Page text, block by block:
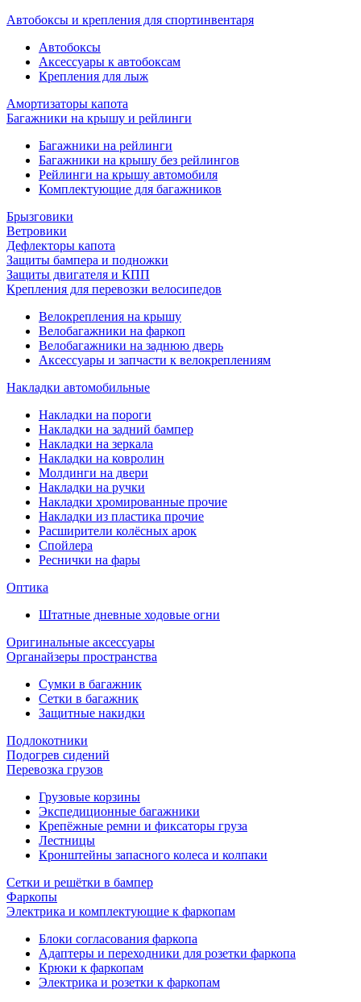
Автобоксы и крепления для спортинвентаря
Автобоксы
Аксессуары к автобоксам
Крепления для лыж
Амортизаторы капота
Багажники на крышу и рейлинги
Багажники на рейлинги
Багажники на крышу без рейлингов
Рейлинги на крышу автомобиля
Комплектующие для багажников
Брызговики
Ветровики
Дефлекторы капота
Защиты бампера и подножки
Защиты двигателя и КПП
Крепления для перевозки велосипедов
Велокрепления на крышу
Велобагажники на фаркоп
Велобагажники на заднюю дверь
Аксессуары и запчасти к велокреплениям
Накладки автомобильные
Накладки на пороги
Накладки на задний бампер
Накладки на зеркала
Накладки на ковролин
Молдинги на двери
Накладки на ручки
Накладки хромированные прочие
Накладки из пластика прочие
Расширители колёсных арок
Спойлера
Реснички на фары
Оптика
Штатные дневные ходовые огни
Оригинальные аксессуары
Органайзеры пространства
Сумки в багажник
Сетки в багажник
Защитные накидки
Подлокотники
Подогрев сидений
Перевозка грузов
Грузовые корзины
Экспедиционные багажники
Крепёжные ремни и фиксаторы груза
Лестницы
Кронштейны запасного колеса и колпаки
Сетки и решётки в бампер
Фаркопы
Электрика и комплектующие к фаркопам
Блоки согласования фаркопа
Адаптеры и переходники для розетки фаркопа
Крюки к фаркопам
Электрика и розетки к фаркопам